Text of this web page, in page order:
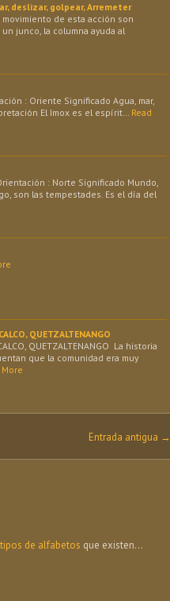
deslizar, golpear, Arremeter
de esta acción son
junco, la columna ayuda al
: Oriente Significado Agua, mar,
El Imox es el espírit… Read
: Norte Significado Mundo,
son las tempestades. Es el día del
QUETZALTENANGO
QUETZALTENANGO La historia
que la comunidad era muy
More
Entrada antigua →
de alfabetos que existen...